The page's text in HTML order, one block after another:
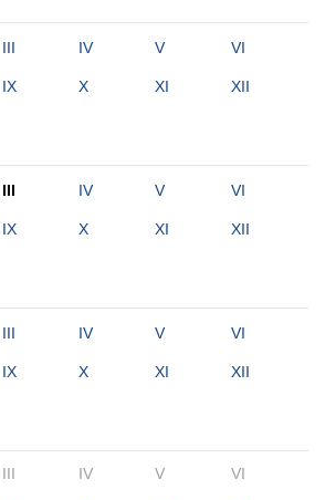
III IV V VI
IX X XI XII
III IV V VI
IX X XI XII
III IV V VI
IX X XI XII
III IV V VI